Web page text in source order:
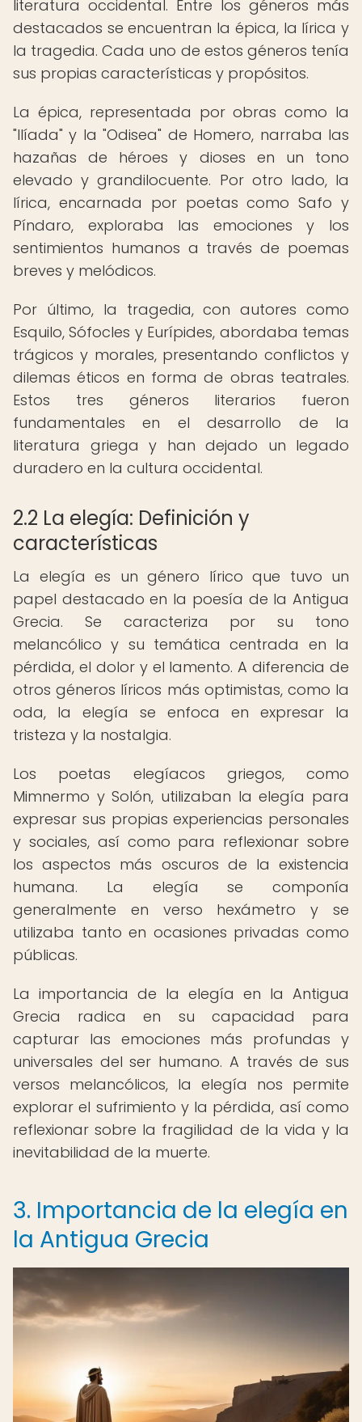
literatura occidental. Entre los géneros más
destacados se encuentran la épica, la lírica y
la tragedia. Cada uno de estos géneros tenía
sus propias características y propósitos.
La épica, representada por obras como la
"Ilíada" y la "Odisea" de Homero, narraba las
hazañas de héroes y dioses en un tono
elevado y grandilocuente. Por otro lado, la
lírica, encarnada por poetas como Safo y
Píndaro, exploraba las emociones y los
sentimientos humanos a través de poemas
breves y melódicos.
Por último, la tragedia, con autores como
Esquilo, Sófocles y Eurípides, abordaba temas
trágicos y morales, presentando conflictos y
dilemas éticos en forma de obras teatrales.
Estos tres géneros literarios fueron
fundamentales en el desarrollo de la
literatura griega y han dejado un legado
duradero en la cultura occidental.
2.2 La elegía: Definición y
características
La elegía es un género lírico que tuvo un
papel destacado en la poesía de la Antigua
Grecia. Se caracteriza por su tono
melancólico y su temática centrada en la
pérdida, el dolor y el lamento. A diferencia de
otros géneros líricos más optimistas, como la
oda, la elegía se enfoca en expresar la
tristeza y la nostalgia.
Los poetas elegíacos griegos, como
Mimnermo y Solón, utilizaban la elegía para
expresar sus propias experiencias personales
y sociales, así como para reflexionar sobre
los aspectos más oscuros de la existencia
humana. La elegía se componía
generalmente en verso hexámetro y se
utilizaba tanto en ocasiones privadas como
públicas.
La importancia de la elegía en la Antigua
Grecia radica en su capacidad para
capturar las emociones más profundas y
universales del ser humano. A través de sus
versos melancólicos, la elegía nos permite
explorar el sufrimiento y la pérdida, así como
reflexionar sobre la fragilidad de la vida y la
inevitabilidad de la muerte.
3. Importancia de la elegía en
la Antigua Grecia